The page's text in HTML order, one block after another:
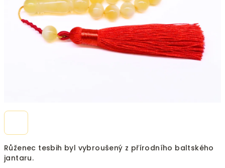
Růženec tesbih byl vybroušený z přírodního baltského
jantaru.